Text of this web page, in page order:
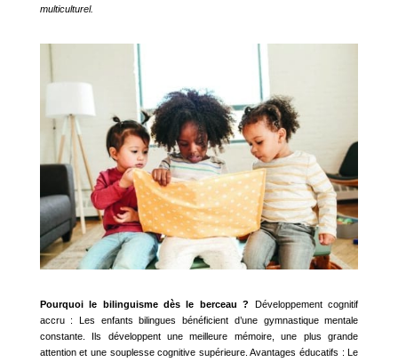
multiculturel.
Pourquoi le bilinguisme dès le berceau ? Développement cognitif
accru : Les enfants bilingues bénéficient d’une gymnastique mentale
constante. Ils développent une meilleure mémoire, une plus grande
attention et une souplesse cognitive supérieure. Avantages éducatifs : Le